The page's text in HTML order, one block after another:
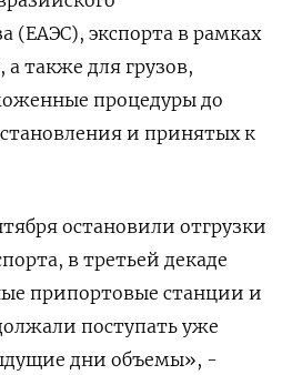
(ЕАЭС), экспорта в рамках
также для грузов,
процедуры до
и принятых к
остановили отгрузки
в третьей декаде
припортовые станции и
поступать уже
дни объемы», -